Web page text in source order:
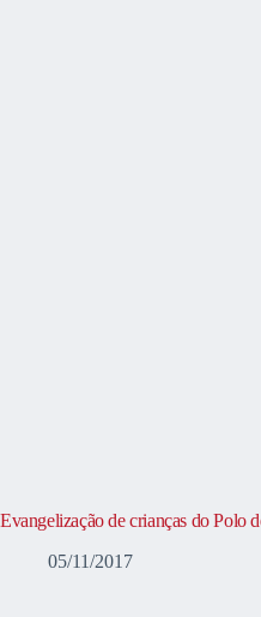
Evangelização de crianças do Polo
05/11/2017